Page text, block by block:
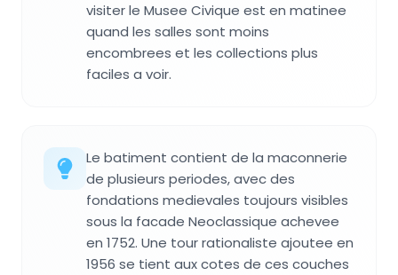
visiter le Musee Civique est en matinee
quand les salles sont moins
encombrees et les collections plus
faciles a voir.
Le batiment contient de la maconnerie
de plusieurs periodes, avec des
fondations medievales toujours visibles
sous la facade Neoclassique achevee
en 1752. Une tour rationaliste ajoutee en
1956 se tient aux cotes de ces couches